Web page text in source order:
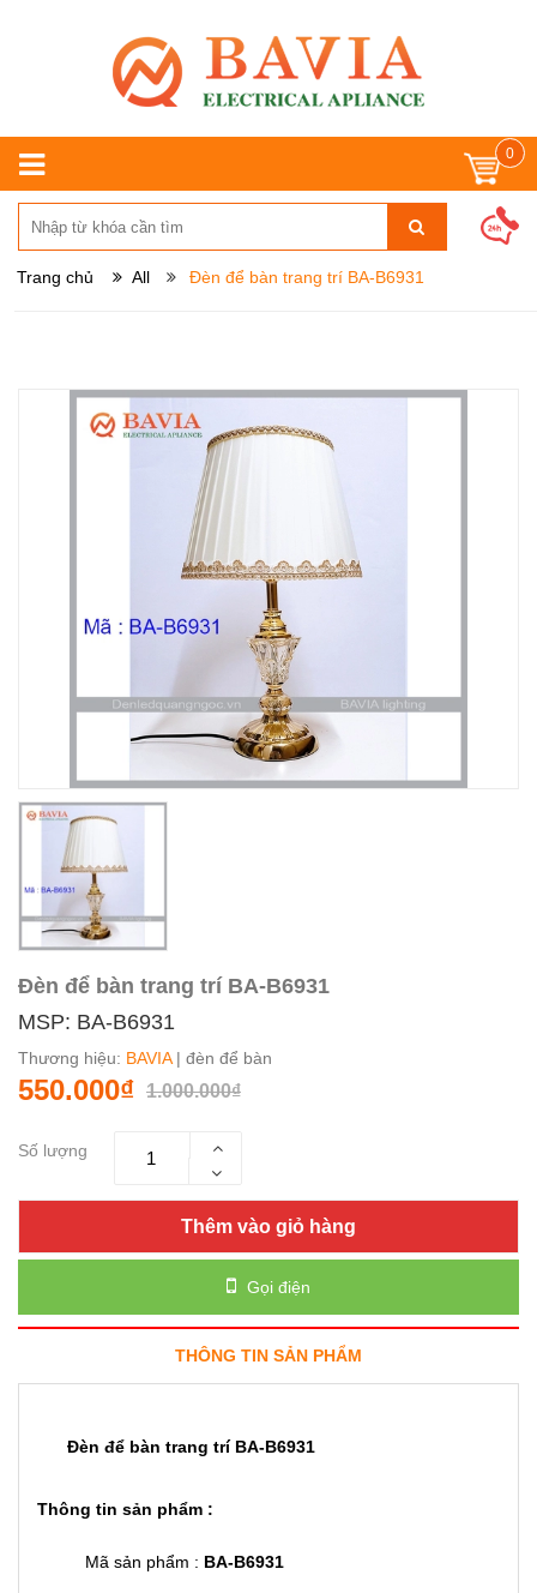
0
Trang chủ All Đèn để bàn trang trí BA-B6931
Đèn để bàn trang trí BA-B6931
MSP: BA-B6931
Thương hiệu: BAVIA| đèn để bàn
550.000₫ 1.000.000₫
Số lượng
Thêm vào giỏ hàng
Gọi điện
THÔNG TIN SẢN PHẨM
Đèn để bàn trang trí BA-B6931
Thông tin sản phẩm :
Mã sản phẩm : BA-B6931